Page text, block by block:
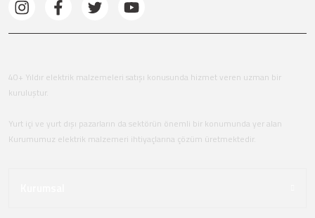
40+ Yıldır elektrik malzemeleri satışı konusunda hizmet veren uzman bir
kuruluştur.
Yurt içi ve yurt dışı pazarların da sektörün önemli bir konumunda yer alan
Kurumumuz elektrik malzemeri ihtiyaçlarına çözüm üretmektedir.